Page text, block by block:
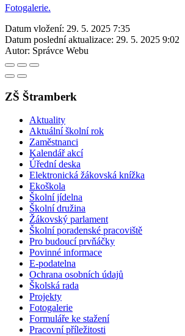
Fotogalerie.
Datum vložení: 29. 5. 2025 7:35
Datum poslední aktualizace: 29. 5. 2025 9:02
Autor: Správce Webu
ZŠ Štramberk
Aktuality
Aktuální školní rok
Zaměstnanci
Kalendář akcí
Úřední deska
Elektronická žákovská knížka
Ekoškola
Školní jídelna
Školní družina
Žákovský parlament
Školní poradenské pracoviště
Pro budoucí prvňáčky
Povinné informace
E-podatelna
Ochrana osobních údajů
Školská rada
Projekty
Fotogalerie
Formuláře ke stažení
Pracovní příležitosti